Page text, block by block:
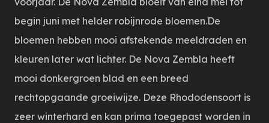
begin juni met helder robijnrode bloemen.De
bloemen hebben mooi afstekende meeldraden en
kleuren later wat lichter. De Nova Zembla heeft
mooi donkergroen blad en een breed
rechtopgaande groeiwijze. Deze Rhododensoort is
zeer winterhard en kan prima toegepast worden in